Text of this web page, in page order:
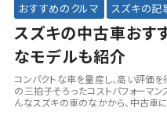
おすすめのクルマ スズキの記
スズキの中古車おす
なモデルも紹介
コンパクトな車を量産し、高い評価
の三拍子そろったコストパフォーマ
んなスズキの車のなかから、中古車